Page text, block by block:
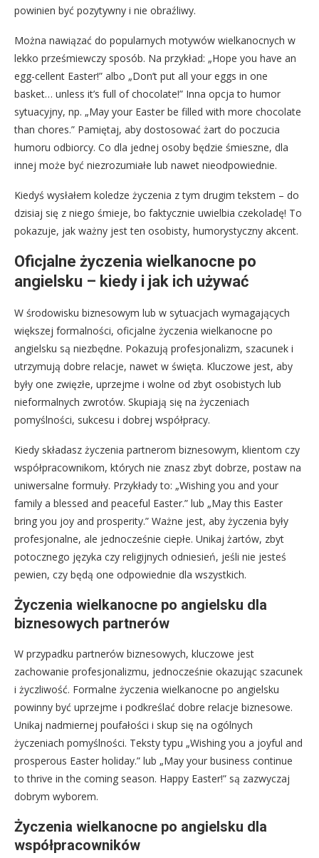
powinien być pozytywny i nie obraźliwy.
Można nawiązać do popularnych motywów wielkanocnych w
lekko prześmiewczy sposób. Na przykład: „Hope you have an
egg-cellent Easter!” albo „Don’t put all your eggs in one
basket… unless it’s full of chocolate!” Inna opcja to humor
sytuacyjny, np. „May your Easter be filled with more chocolate
than chores.” Pamiętaj, aby dostosować żart do poczucia
humoru odbiorcy. Co dla jednej osoby będzie śmieszne, dla
innej może być niezrozumiałe lub nawet nieodpowiednie.
Kiedyś wysłałem koledze życzenia z tym drugim tekstem – do
dzisiaj się z niego śmieje, bo faktycznie uwielbia czekoladę! To
pokazuje, jak ważny jest ten osobisty, humorystyczny akcent.
Oficjalne życzenia wielkanocne po
angielsku – kiedy i jak ich używać
W środowisku biznesowym lub w sytuacjach wymagających
większej formalności, oficjalne życzenia wielkanocne po
angielsku są niezbędne. Pokazują profesjonalizm, szacunek i
utrzymują dobre relacje, nawet w święta. Kluczowe jest, aby
były one zwięzłe, uprzejme i wolne od zbyt osobistych lub
nieformalnych zwrotów. Skupiają się na życzeniach
pomyślności, sukcesu i dobrej współpracy.
Kiedy składasz życzenia partnerom biznesowym, klientom czy
współpracownikom, których nie znasz zbyt dobrze, postaw na
uniwersalne formuły. Przykłady to: „Wishing you and your
family a blessed and peaceful Easter.” lub „May this Easter
bring you joy and prosperity.” Ważne jest, aby życzenia były
profesjonalne, ale jednocześnie ciepłe. Unikaj żartów, zbyt
potocznego języka czy religijnych odniesień, jeśli nie jesteś
pewien, czy będą one odpowiednie dla wszystkich.
Życzenia wielkanocne po angielsku dla
biznesowych partnerów
W przypadku partnerów biznesowych, kluczowe jest
zachowanie profesjonalizmu, jednocześnie okazując szacunek
i życzliwość. Formalne życzenia wielkanocne po angielsku
powinny być uprzejme i podkreślać dobre relacje biznesowe.
Unikaj nadmiernej poufałości i skup się na ogólnych
życzeniach pomyślności. Teksty typu „Wishing you a joyful and
prosperous Easter holiday.” lub „May your business continue
to thrive in the coming season. Happy Easter!” są zazwyczaj
dobrym wyborem.
Życzenia wielkanocne po angielsku dla
współpracowników